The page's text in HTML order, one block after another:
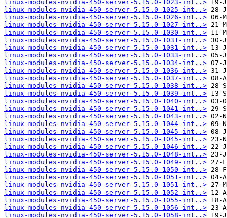
linux-modules-nvidia-450-server-5.15.0-1023-int..>
linux-modules-nvidia-450-server-5.15.0-1025-int..>
linux-modules-nvidia-450-server-5.15.0-1026-int..>
linux-modules-nvidia-450-server-5.15.0-1027-int..>
linux-modules-nvidia-450-server-5.15.0-1030-int..>
linux-modules-nvidia-450-server-5.15.0-1031-int..>
linux-modules-nvidia-450-server-5.15.0-1031-int..>
linux-modules-nvidia-450-server-5.15.0-1033-int..>
linux-modules-nvidia-450-server-5.15.0-1034-int..>
linux-modules-nvidia-450-server-5.15.0-1036-int..>
linux-modules-nvidia-450-server-5.15.0-1037-int..>
linux-modules-nvidia-450-server-5.15.0-1038-int..>
linux-modules-nvidia-450-server-5.15.0-1039-int..>
linux-modules-nvidia-450-server-5.15.0-1040-int..>
linux-modules-nvidia-450-server-5.15.0-1041-int..>
linux-modules-nvidia-450-server-5.15.0-1043-int..>
linux-modules-nvidia-450-server-5.15.0-1044-int..>
linux-modules-nvidia-450-server-5.15.0-1045-int..>
linux-modules-nvidia-450-server-5.15.0-1045-int..>
linux-modules-nvidia-450-server-5.15.0-1046-int..>
linux-modules-nvidia-450-server-5.15.0-1048-int..>
linux-modules-nvidia-450-server-5.15.0-1049-int..>
linux-modules-nvidia-450-server-5.15.0-1050-int..>
linux-modules-nvidia-450-server-5.15.0-1051-int..>
linux-modules-nvidia-450-server-5.15.0-1051-int..>
linux-modules-nvidia-450-server-5.15.0-1052-int..>
linux-modules-nvidia-450-server-5.15.0-1055-int..>
linux-modules-nvidia-450-server-5.15.0-1056-int..>
linux-modules-nvidia-450-server-5.15.0-1058-int..>